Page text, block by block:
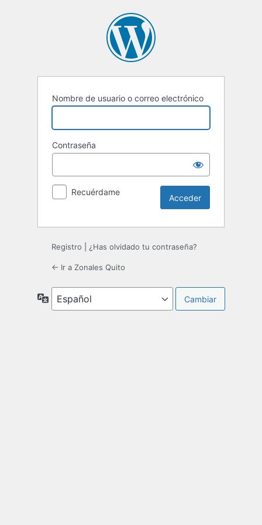
Nombre de usuario o correo electrónico
Contraseña
Recuérdame
Registro ¿Has olvidado tu contraseña?
← Ir a Zonales Quito
Idioma